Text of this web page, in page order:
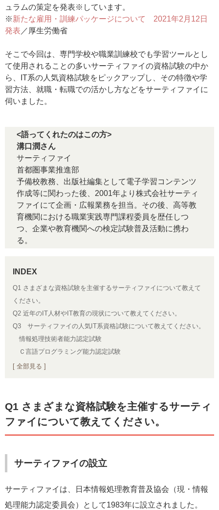
ュラムの策定を発表※しています。
※新たな雇用・訓練パッケージについて 2021年2月12日
発表 ／厚生労働省
そこで今回は、専門学校や職業訓練校でも学習ツールとし
て使用されることの多いサーティファイの資格試験の中か
ら、IT系の人気資格試験をピックアップし、その特徴や学
習方法、就職・転職での活かし方などをサーティファイに
伺いました。
<語ってくれたのはこの方>
溝口潤さん
サーティファイ
首都圏事業推進部
予備校教務、出版社編集として電子学習コンテンツ
作成等に関わった後、2001年より株式会社サーティ
ファイにて企画・広報業務を担当。その後、高等教
育機関における職業実践専門課程委員を歴任しつ
つ、企業や教育機関への検定試験普及活動に携わ
る。
Q1 さまざまな資格試験を主催するサーティファイについて教えて
ください。
Q2 近年のIT人材やIT教育の現状について教えてください。
Q3 サーティファイの人気IT系資格試験について教えてください。
情報処理技術者能力認定試験
Ｃ言語プログラミング能力認定試験
[ 全部見る ]
Q1 さまざまな資格試験を主催するサーティ
ファイについて教えてください。
サーティファイの設立
サーティファイは、日本情報処理教育普及協会（現・情報
処理能力認定委員会）として1983年に設立されました。